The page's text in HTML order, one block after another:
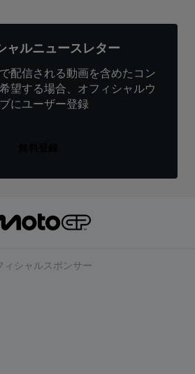
ャルニュースレター
配信される動画を含めたコン
望する場合、オフィシャルウ
にユーザー登録
ィシャルスポンサー